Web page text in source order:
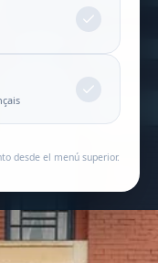
desde el menú superior.